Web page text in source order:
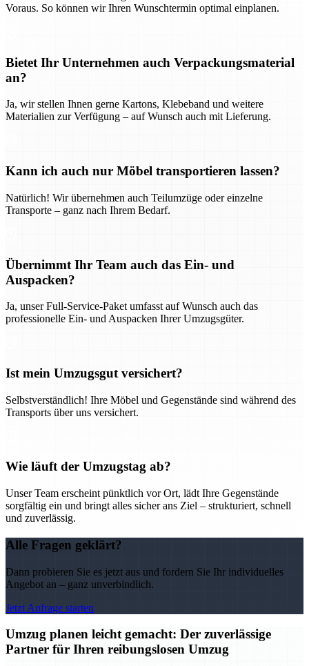
Voraus. So können wir Ihren Wunschtermin optimal einplanen.
Bietet Ihr Unternehmen auch Verpackungsmaterial
an?
Ja, wir stellen Ihnen gerne Kartons, Klebeband und weitere
Materialien zur Verfügung – auf Wunsch auch mit Lieferung.
Kann ich auch nur Möbel transportieren lassen?
Natürlich! Wir übernehmen auch Teilumzüge oder einzelne
Transporte – ganz nach Ihrem Bedarf.
Übernimmt Ihr Team auch das Ein- und
Auspacken?
Ja, unser Full-Service-Paket umfasst auf Wunsch auch das
professionelle Ein- und Auspacken Ihrer Umzugsgüter.
Ist mein Umzugsgut versichert?
Selbstverständlich! Ihre Möbel und Gegenstände sind während des
Transports über uns versichert.
Wie läuft der Umzugstag ab?
Unser Team erscheint pünktlich vor Ort, lädt Ihre Gegenstände
sorgfältig ein und bringt alles sicher ans Ziel – strukturiert, schnell
und zuverlässig.
Alle Fragen geklärt?
Dann probieren Sie es jetzt aus und fordern Sie Ihr individuelles
Angebot an – ganz unverbindlich.
Jetzt Anfrage starten
Umzug planen leicht gemacht: Der zuverlässige
Partner für Ihren reibungslosen Umzug